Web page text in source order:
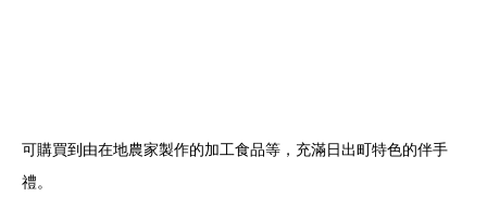
可購買到由在地農家製作的加工食品等，充滿日出町特色的伴手
禮。